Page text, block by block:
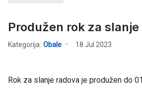
Produžen rok za
Kategorija: Obale 18 Jul 2023
Rok za slanje radova je produžen do